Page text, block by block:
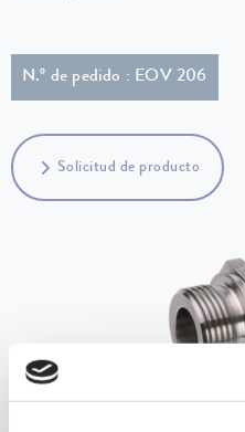
N.º de pedido : EOV 206
Solicitud de producto